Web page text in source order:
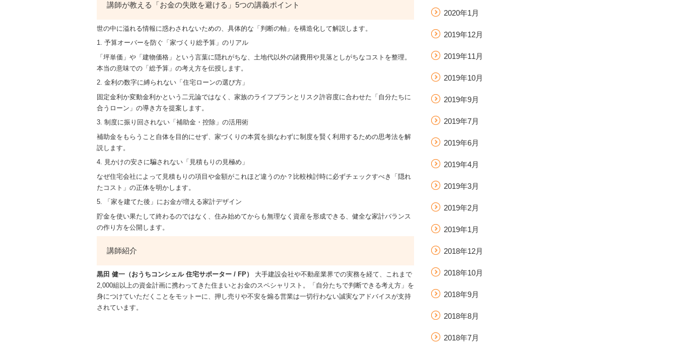
講師が教える「お金の失敗を避ける」5つの講義ポイント
世の中に溢れる情報に惑わされないための、具体的な「判断の軸」を構造化して解説します。
1. 予算オーバーを防ぐ「家づくり総予算」のリアル
「坪単価」や「建物価格」という言葉に隠れがちな、土地代以外の諸費用や見落としがちなコストを整理。
本当の意味での「総予算」の考え方を伝授します。
2. 金利の数字に縛られない「住宅ローンの選び方」
固定金利か変動金利かという二元論ではなく、家族のライフプランとリスク許容度に合わせた「自分たちに
合うローン」の導き方を提案します。
3. 制度に振り回されない「補助金・控除」の活用術
補助金をもらうこと自体を目的にせず、家づくりの本質を損なわずに制度を賢く利用するための思考法を解
説します。
4. 見かけの安さに騙されない「見積もりの見極め」
なぜ住宅会社によって見積もりの項目や金額がこれほど違うのか？比較検討時に必ずチェックすべき「隠れ
たコスト」の正体を明かします。
5. 「家を建てた後」にお金が増える家計デザイン
貯金を使い果たして終わるのではなく、住み始めてからも無理なく資産を形成できる、健全な家計バランス
の作り方を公開します。
講師紹介
黒田 健一（おうちコンシェル 住宅サポーター / FP）
大手建設会社や不動産業界での実務を経て、これまで
2,000組以上の資金計画に携わってきた住まいとお金のスペシャリスト。「自分たちで判断できる考え方」を
身につけていただくことをモットーに、押し売りや不安を煽る営業は一切行わない誠実なアドバイスが支持
されています。
2020年1月
2019年12月
2019年11月
2019年10月
2019年9月
2019年7月
2019年6月
2019年4月
2019年3月
2019年2月
2019年1月
2018年12月
2018年10月
2018年9月
2018年8月
2018年7月